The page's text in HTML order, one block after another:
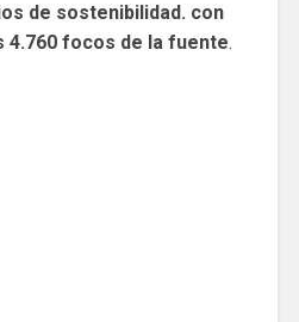
de sostenibilidad. con
4.760 focos de la fuente.